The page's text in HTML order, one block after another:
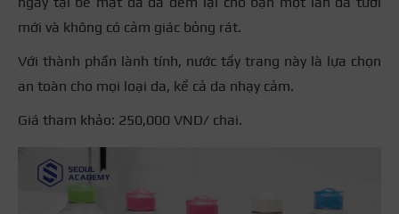
mới và không có cảm giác bỏng rát.
Với thành phần lành tính, nước tẩy trang này là lựa chọn
an toàn cho mọi loại da, kể cả da nhạy cảm.
Giá tham khảo: 250,000 VND/ chai.